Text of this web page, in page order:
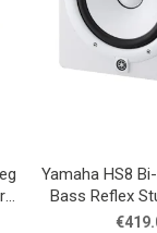
Yamaha HS8
Bass Reflex